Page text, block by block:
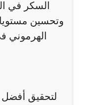
السكر في
وتحسين
الهرموني
لتحقيق أفضل